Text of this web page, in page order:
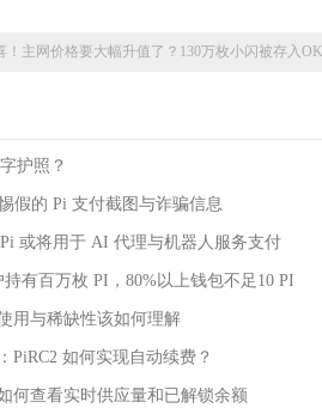
！主网价格要大幅升值了？130万枚小闪被存入
护照？
假的 Pi 支付截图与诈骗信息
或将用于 AI 代理与机器人服务支付
有百万枚 PI，80%以上钱包不足10 PI
用与稀缺性该如何理解
PiRC2 如何实现自动续费？
何查看实时供应量和已解锁余额